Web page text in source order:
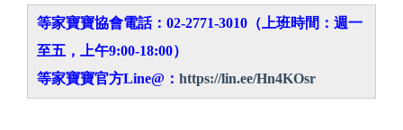
等家寶寶協會電話：02-2771-3010（上班時間：週一
至五，上午9:00-18:00）
等家寶寶官方Line@： https://lin.ee/Hn4KOsr